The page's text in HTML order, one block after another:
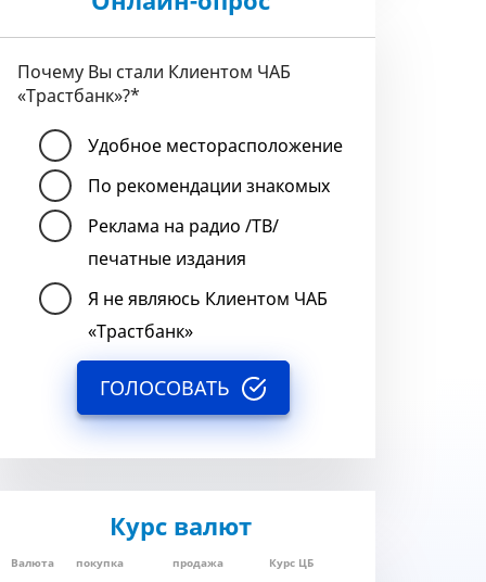
Почему Вы стали Клиентом ЧАБ
«Трастбанк»?*
Удобное месторасположение
По рекомендации знакомых
Реклама на радио /ТВ/
печатные издания
Я не являюсь Клиентом ЧАБ
«Трастбанк»
ГОЛОСОВАТЬ
Курс валют
Валюта покупка продажа Курс ЦБ